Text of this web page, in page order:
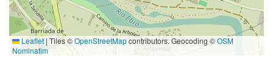
Leaflet|Tiles ©OpenStreetMapcontributors. Geocoding ©OSM
Nominatim